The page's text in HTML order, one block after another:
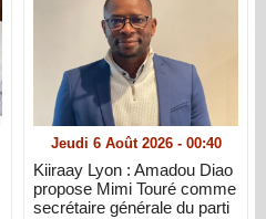
Jeudi 6 Août 2026 - 00:40
Kiiraay Lyon : Amadou Diao
propose Mimi Touré comme
secrétaire générale du parti